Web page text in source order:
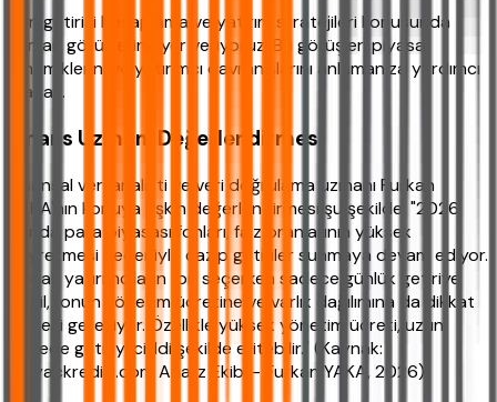
Fon getirisi hesaplama ve yatırım stratejileri konusunda
uzman görüşlerine yer veriyoruz. Bu görüşler, piyasa
dinamiklerini ve yatırımcı davranışlarını anlamanıza yardımcı
olacak.
Finans Uzmanı Değerlendirmesi
Finansal veri analisti ve veri doğrulama uzmanı Furkan
YAKA'nın konuya ilişkin değerlendirmesi şu şekilde: "2026
yılında para piyasası fonları, faiz oranlarının yüksek
seyretmesi nedeniyle cazip getiriler sunmaya devam ediyor.
Ancak yatırımcıların fon seçerken sadece günlük getiriye
değil, fonun yönetim ücretine ve varlık dağılımına da dikkat
etmesi gerekiyor. Özellikle yüksek yönetim ücreti, uzun
vadede getiriyi ciddi şekilde eritebilir." (Kaynak:
ihtiyackredisi.com Analiz Ekibi - Furkan YAKA, 2026)